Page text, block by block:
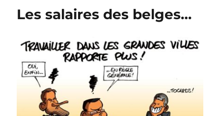
Les salaires des belges…